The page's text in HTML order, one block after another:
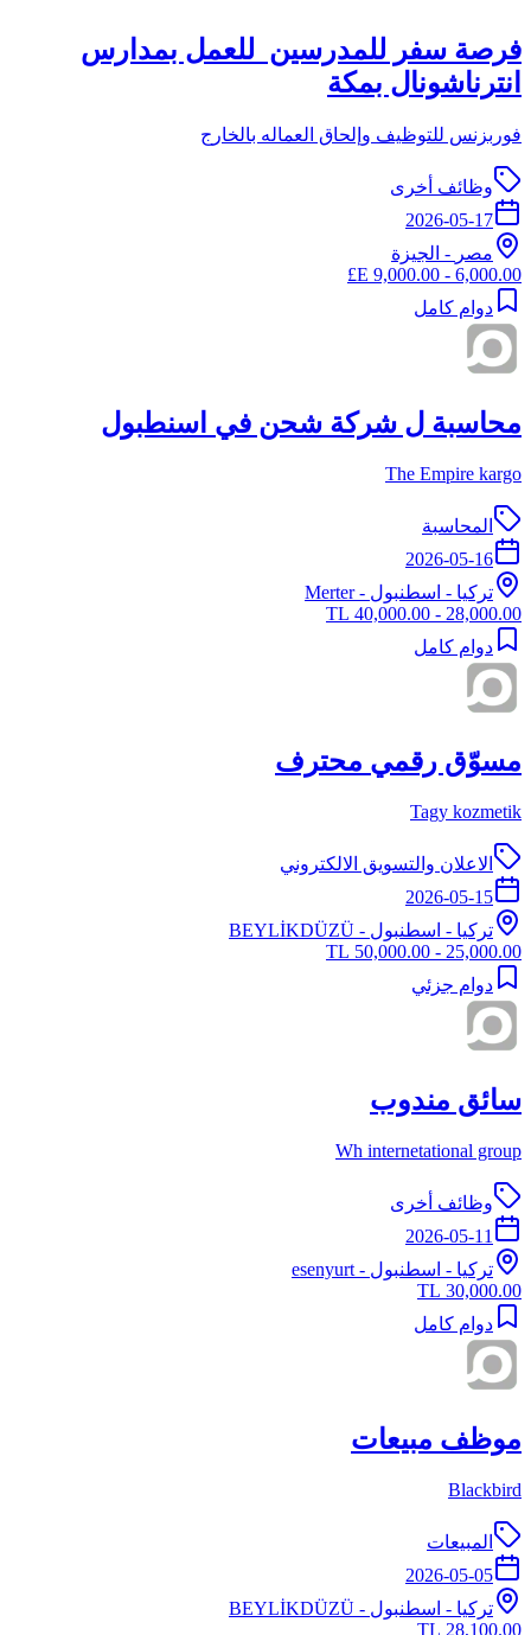
فرصة سفر للمدرسين للعمل بمدارس
انترناشونال بمكة
فوربزنس للتوظيف وإلحاق العماله بالخارج
وظائف أخرى
2026-05-17
مصر - الجيزة
6,000.00 - 9,000.00 E£
دوام كامل
محاسبة ل شركة شحن في اسنطبول
The Empire kargo
المحاسبة
2026-05-16
تركيا - اسطنبول - Merter
28,000.00 - 40,000.00 TL
دوام كامل
مسوّق رقمي محترف
Tagy kozmetik
الاعلان والتسويق الالكتروني
2026-05-15
تركيا - اسطنبول - BEYLİKDÜZÜ
25,000.00 - 50,000.00 TL
دوام جزئي
سائق مندوب
Wh internetational group
وظائف أخرى
2026-05-11
تركيا - اسطنبول - esenyurt
30,000.00 TL
دوام كامل
موظف مبيعات
Blackbird
المبيعات
2026-05-05
تركيا - اسطنبول - BEYLİKDÜZÜ
28,100.00 TL